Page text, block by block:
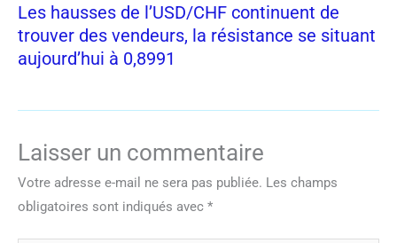
Les hausses de l’USD/CHF continuent de
trouver des vendeurs, la résistance se situant
aujourd’hui à 0,8991
Laisser un commentaire
Votre adresse e-mail ne sera pas publiée. Les champs
obligatoires sont indiqués avec *